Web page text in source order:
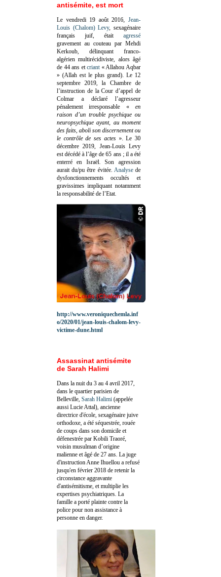
antisémite, est mort
Le vendredi 19 août 2016, Jean-
Louis (Chalom) Levy, sexagénaire
français juif, était agressé
gravement au couteau par Mehdi
Kerkoub, délinquant franco-
algérien multirécidiviste, alors âgé
de 44 ans etcriant « Allahou Aqbar
» (Allah est le plus grand). Le 12
septembre 2019, la Chambre de
l’instruction de la Cour d’appel de
Colmar a déclaré l’agresseur
pénalement irresponsable «en
raison d’un trouble psychique ou
neuropsychique ayant, au moment
des faits, aboli son discernement ou
le contrôle de ses actes». Le 30
décembre 2019, Jean-Louis Levy
est décédé à l’âge de 65 ans ; il a été
enterré en Israël. Son agression
aurait du/pu être évitée. Analysede
dysfonctionnements occultés et
gravissimes impliquant notamment
la responsabilité de l’Etat.
http://www.veroniquechemla.inf
o/2020/01/jean-louis-chalom-levy-
victime-dune.html
Assassinat antisémite
de Sarah Halimi
Dans la nuit du 3 au 4 avril 2017,
dans le quartier parisien de
Belleville, Sarah Halimi (appelée
aussi Lucie Attal), ancienne
directrice d'école, sexagénaire juive
orthodoxe, a été séquestrée, rouée
de coups dans son domicile et
défenestrée par Kobili Traoré,
voisin musulman d’origine
malienne et âgé de 27 ans. La juge
d'instruction Anne Ihuellou a refusé
jusqu'en février 2018 de retenir la
circonstance aggravante
d'antisémitisme, et multiplie les
expertises psychiatriques. La
famille a porté plainte contre la
police pour non assistance à
personne en danger.